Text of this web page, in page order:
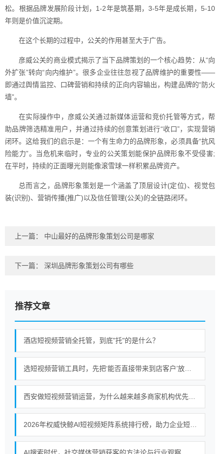
松。根据品牌发展阶段计划，1-2年是筑基期，3-5年是成长期，5-10
年则是价值沉淀期。
在这个长期的过程中，公关的作用甚至大于广告。
彦威公关的商业模式揭示了当下品牌策划的一个核心趋势：从“向
外扩张”转向“向内维护”。很多企业往往忽视了品牌维护的重要性——
即通过舆情监控、口碑营销和持续的正向内容输出，构建品牌的“防火
墙”。
在实际操作中，彦威公关通过新媒体运营和竞价托管等方式，帮
助品牌筛选精准用户，并通过持续的创意策划进行“收口”，实现营销
闭环。这给我们的启示是：一个有生命力的品牌形象，必须具备“抗风
险能力”。当危机来临时，专业的公关策划能保护品牌形象不受侵害;
在平时，持续的正面曝光则能像滚雪球一样积累品牌资产。
总而言之，品牌形象策划是一个涵盖了顶层设计(定位)、视觉包
装(识别)、营销传播(推广)以及信任管理(公关)的全链路闭环。
上一篇： 中山最好的品牌形象策划公司是哪家
下一篇： 深圳品牌形象策划公司有哪些
推荐文章
酒店短视频营销全托管，到底"托"的是什么？